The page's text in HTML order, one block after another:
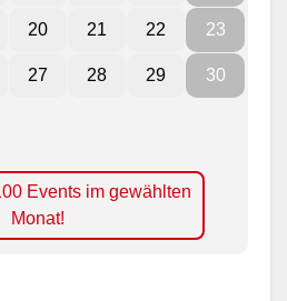
20 21 22 23
27 28 29 30
Events im gewählten
Monat!